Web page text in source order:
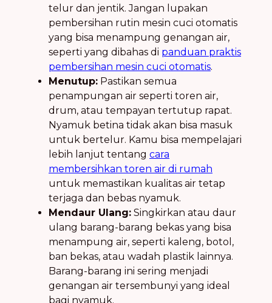
telur dan jentik. Jangan lupakan
pembersihan rutin mesin cuci otomatis
yang bisa menampung genangan air,
seperti yang dibahas di panduan praktis
pembersihan mesin cuci otomatis.
Menutup: Pastikan semua
penampungan air seperti toren air,
drum, atau tempayan tertutup rapat.
Nyamuk betina tidak akan bisa masuk
untuk bertelur. Kamu bisa mempelajari
lebih lanjut tentang cara
membersihkan toren air di rumah
untuk memastikan kualitas air tetap
terjaga dan bebas nyamuk.
Mendaur Ulang: Singkirkan atau daur
ulang barang-barang bekas yang bisa
menampung air, seperti kaleng, botol,
ban bekas, atau wadah plastik lainnya.
Barang-barang ini sering menjadi
genangan air tersembunyi yang ideal
bagi nyamuk.